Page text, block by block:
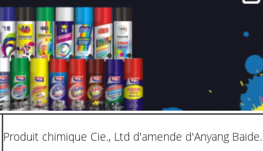
Produit chimique Cie., Ltd d'amende d'Anyang Baide.